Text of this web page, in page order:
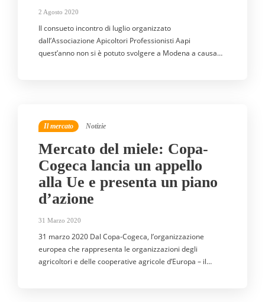
2 Agosto 2020
Il consueto incontro di luglio organizzato
dall’Associazione Apicoltori Professionisti Aapi
quest’anno non si è potuto svolgere a Modena a causa…
Il mercato Notizie
Mercato del miele: Copa-
Cogeca lancia un appello
alla Ue e presenta un piano
d’azione
31 Marzo 2020
31 marzo 2020 Dal Copa-Cogeca, l’organizzazione
europea che rappresenta le organizzazioni degli
agricoltori e delle cooperative agricole d’Europa – il…